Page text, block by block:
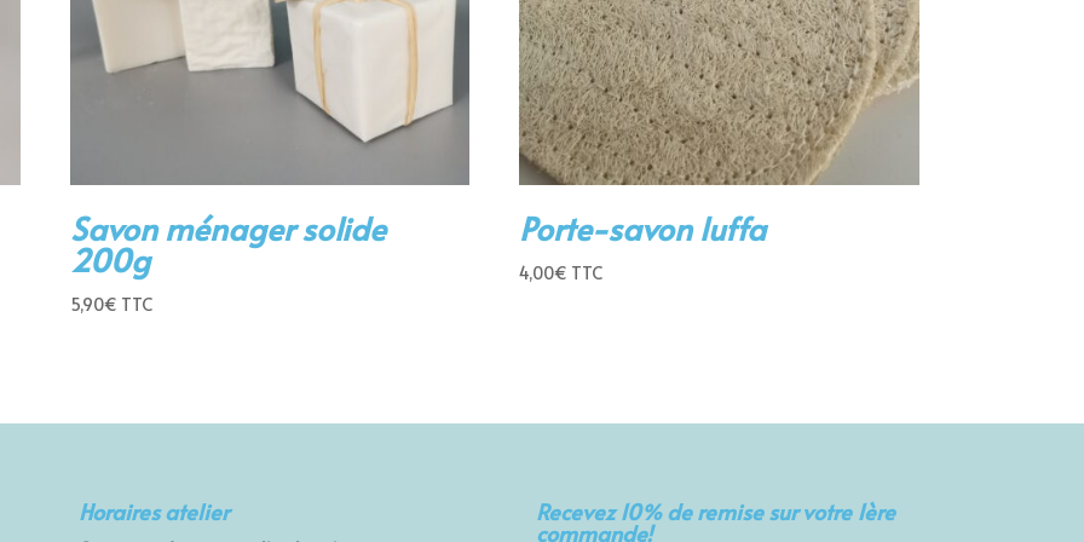
Savon ménager solide
200g
5,90€ TTC
Porte-savon luffa
4,00€ TTC
Horaires atelier Recevez 10% de remise sur votre 1ère
commande!